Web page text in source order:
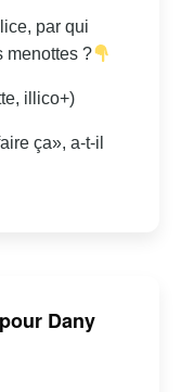
par qui
menottes ?
illico+)
ça», a-t-il
Dany